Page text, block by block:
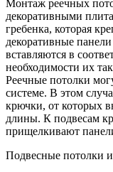
Монтаж реечных
декоративными
гребенка, которая
декоративные
вставляются в
необходимости их
Реечные потолки
системе. В этом
крючки, от которых
длины. К подвесам
прищелкивают
Подвесные потолки